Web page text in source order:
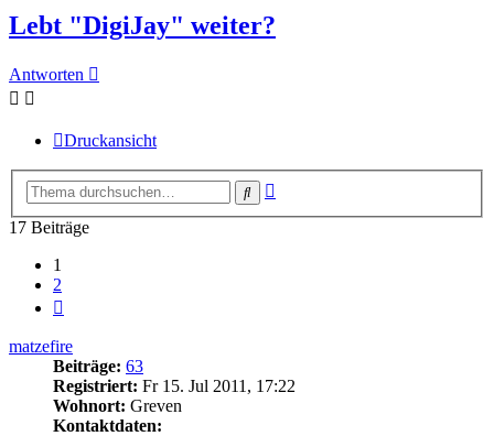
Lebt "DigiJay" weiter?
Antworten
Druckansicht
Suche
17 Beiträge
1
2
matzefire
Beiträge: 63
Registriert: Fr 15. Jul 2011, 17:22
Wohnort: Greven
Kontaktdaten: